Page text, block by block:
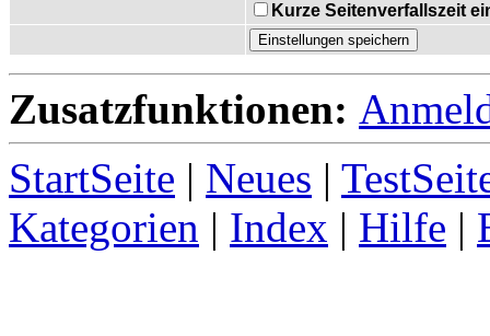
Kurze Seitenverfallszeit
Zusatzfunktionen:
StartSeite | Neues |
Kategorien | Index | Hilfe |